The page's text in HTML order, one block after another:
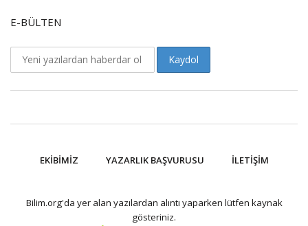
E-BÜLTEN
EKIBIMIZ YAZARLIK BAŞVURUSU İLETIŞIM
Bilim.org'da yer alan yazılardan alıntı yaparken lütfen kaynak
gösteriniz.